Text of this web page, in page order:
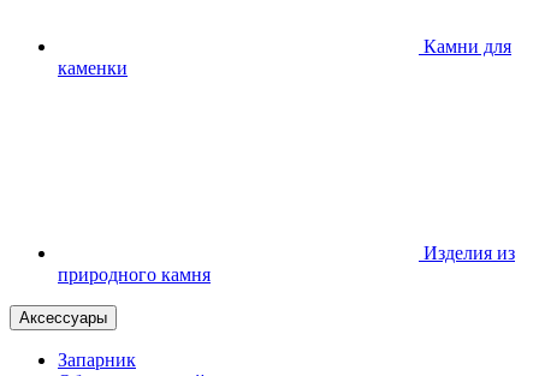
Камни для
каменки
Изделия из
природного камня
Аксессуары
Запарник